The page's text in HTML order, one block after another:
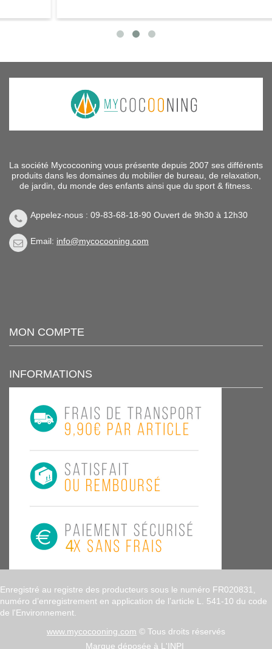
La société Mycocooning vous présente depuis 2007 ses différents
produits dans les domaines du mobilier de bureau, de relaxation,
de jardin, du monde des enfants ainsi que du sport & fitness.
Appelez-nous : 09-83-68-18-90 Ouvert de 9h30 à 12h30
Email: info@mycocooning.com
MON COMPTE
INFORMATIONS
Enregistré au registre des producteurs sous le numéro FR020831,
numéro d’enregistrement en application de l’article L. 541-10 du code
de l'Environnement.
www.mycocooning.com © Tous droits réservés
Marque déposée à L'INPI